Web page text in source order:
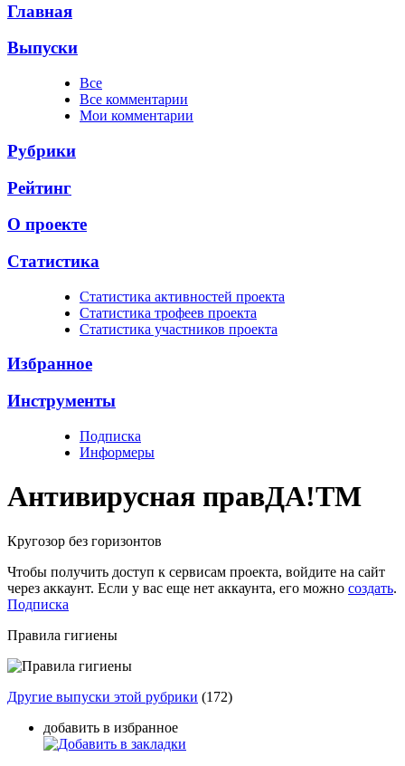
Главная
Выпуски
Все
Все комментарии
Мои комментарии
Рубрики
Рейтинг
О проекте
Статистика
Cтатистика активностей проекта
Cтатистика трофеев проекта
Cтатистика участников проекта
Избранное
Инструменты
Подписка
Информеры
Антивирусная правДА!TM
Кругозор без горизонтов
Чтобы получить доступ к сервисам проекта, войдите на сайт
через аккаунт. Если у вас еще нет аккаунта, его можно создать.
Подписка
Правила гигиены
Другие выпуски этой рубрики (172)
добавить в избранное